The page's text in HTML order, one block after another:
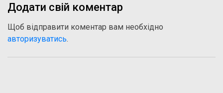
Додати свій коментар
Щоб відправити коментар вам необхідно
авторизуватись.